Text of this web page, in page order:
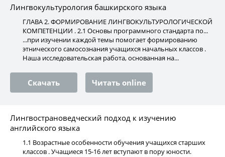
Лингвокультурология башкирского языка
ГЛАВА 2. ФОРМИРОВАНИЕ ЛИНГВОКУЛЬТУРОЛОГИЧЕСКОЙ
КОМПЕТЕНЦИИ . 2.1 Основы программного стандарта по...
...при изучении каждой темы помогает формированию
этнического самосознания учащихся начальных классов .
Наша исследовательская работа, основанная на...
Скачать Читать online
Лингвострановедческий подход к изучению
английского языка
1.1 Возрастные особенности обучения учащихся старших
классов . Учащиеся 15-16 лет вступают в пору юности.